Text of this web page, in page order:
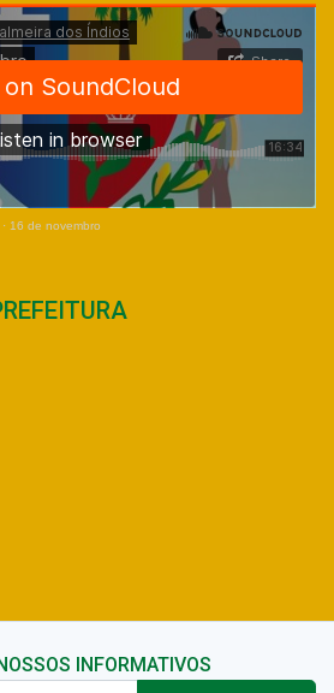
· 16 de novembro
INFORMATIVOS